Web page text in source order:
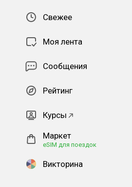
Свежее
Моя лента
Сообщения
Рейтинг
Курсы
Маркет
eSIM для поездок
Викторина